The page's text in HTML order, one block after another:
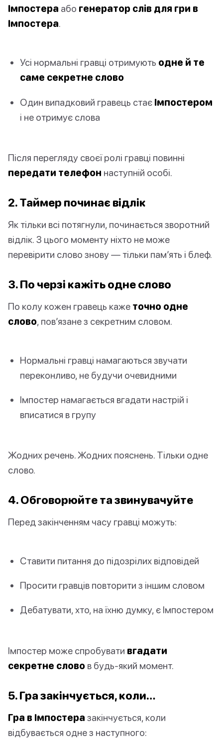
Імпостера або генератор слів для гри в
Імпостера.
Усі нормальні гравці отримують одне й те
саме секретне слово
Один випадковий гравець стає Імпостером
і не отримує слова
Після перегляду своєї ролі гравці повинні
передати телефон наступній особі.
2. Таймер починає відлік
Як тільки всі потягнули, починається зворотний
відлік. З цього моменту ніхто не може
перевірити слово знову — тільки пам’ять і блеф.
3. По черзі кажіть одне слово
По колу кожен гравець каже точно одне
слово, пов’язане з секретним словом.
Нормальні гравці намагаються звучати
переконливо, не будучи очевидними
Імпостер намагається вгадати настрій і
вписатися в групу
Жодних речень. Жодних пояснень. Тільки одне
слово.
4. Обговорюйте та звинувачуйте
Перед закінченням часу гравці можуть:
Ставити питання до підозрілих відповідей
Просити гравців повторити з іншим словом
Дебатувати, хто, на їхню думку, є Імпостером
Імпостер може спробувати вгадати
секретне слово в будь-який момент.
5. Гра закінчується, коли…
Гра в Імпостера закінчується, коли
відбувається одне з наступного: